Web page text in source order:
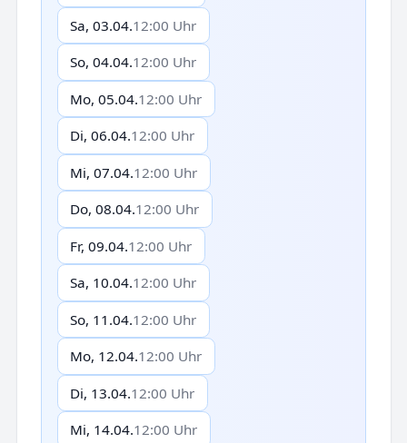
Sa, 03.04.12:00 Uhr
So, 04.04.12:00 Uhr
Mo, 05.04.12:00 Uhr
Di, 06.04.12:00 Uhr
Mi, 07.04.12:00 Uhr
Do, 08.04.12:00 Uhr
Fr, 09.04.12:00 Uhr
Sa, 10.04.12:00 Uhr
So, 11.04.12:00 Uhr
Mo, 12.04.12:00 Uhr
Di, 13.04.12:00 Uhr
Mi, 14.04.12:00 Uhr